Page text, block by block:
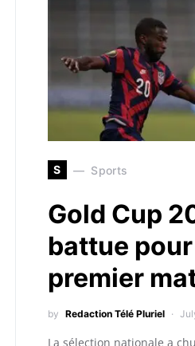
S Sports
Gold Cup
battue
premier
by Redaction Télé Pluriel
La sélection nationale a